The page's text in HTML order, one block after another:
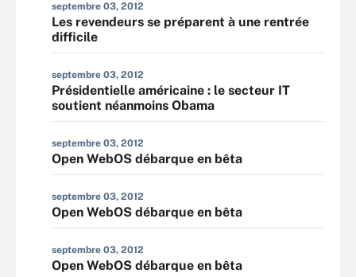
septembre 03, 2012
Les revendeurs se préparent à une rentrée
difficile
septembre 03, 2012
Présidentielle américaine : le secteur IT
soutient néanmoins Obama
septembre 03, 2012
Open WebOS débarque en bêta
septembre 03, 2012
Open WebOS débarque en bêta
septembre 03, 2012
Open WebOS débarque en bêta